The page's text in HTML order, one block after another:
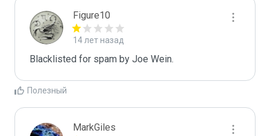
Figure10
14 лет назад
Blacklisted for spam by Joe Wein.
Полезный
MarkGiles